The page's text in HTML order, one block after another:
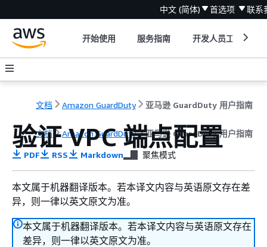
中文 (简体) 首选项 联系
开始使用 服务指南 开发人员工具
文档 Amazon GuardDuty 亚马逊 GuardDuty 用户指南
文档 Amazon GuardDuty 亚马逊 GuardDuty 用户指南
验证 VPC 端点配置
PDF RSS Markdown 聚焦模式
本文属于机器翻译版本。若本译文内容与英语原文存在差
异，则一律以英文原文为准。
本文属于机器翻译版本。若本译文内容与英语原文存在
差异，则一律以英文原文为准。